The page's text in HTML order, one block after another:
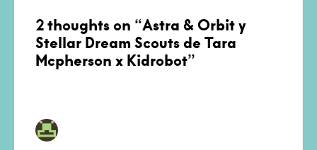
2 thoughts on “Astra & Orbit y
Stellar Dream Scouts de Tara
Mcpherson x Kidrobot”